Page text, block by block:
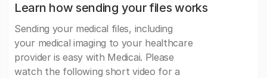
Learn how sending your files works
Sending your medical files, including
your medical imaging to your healthcare
provider is easy with Medicai. Please
watch the following short video for a